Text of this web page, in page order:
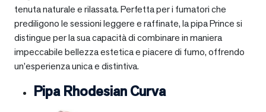
tenuta naturale e rilassata. Perfetta per i fumatori che
prediligono le sessioni leggere e raffinate, la pipa Prince si
distingue per la sua capacità di combinare in maniera
impeccabile bellezza estetica e piacere di fumo, offrendo
un’esperienza unica e distintiva.
Pipa Rhodesian Curva